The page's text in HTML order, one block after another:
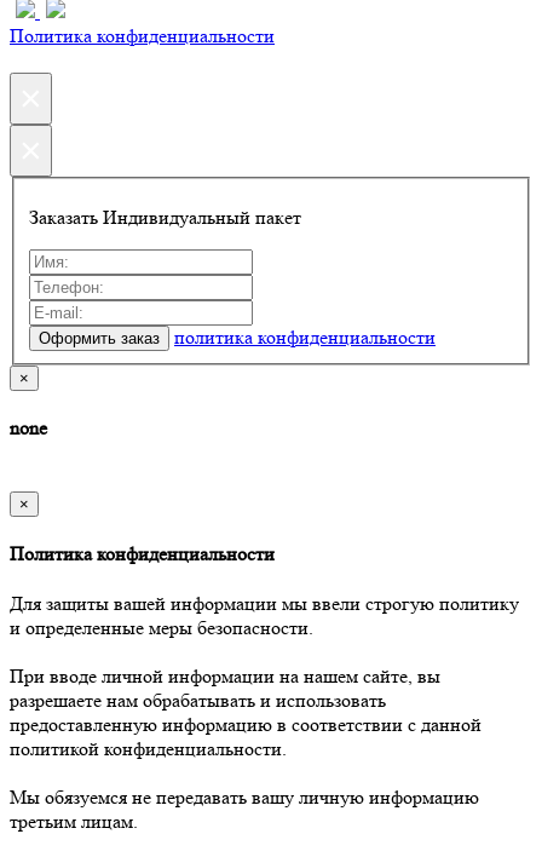
Политика конфиденциальности
Заказать Индивидуальный пакет
политика конфиденциальности
×
none
×
Политика конфиденциальности
Для защиты вашей информации мы ввели строгую политику
и определенные меры безопасности.
При вводе личной информации на нашем сайте, вы
разрешаете нам обрабатывать и использовать
предоставленную информацию в соответствии с данной
политикой конфиденциальности.
Мы обязуемся не передавать вашу личную информацию
третьим лицам.